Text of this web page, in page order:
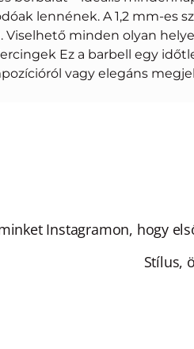
lennének. A 1,2 mm-es
Viselhető minden olyan
Ez a barbell egy
vagy elegáns
Instagramon, hogy
Stílus,